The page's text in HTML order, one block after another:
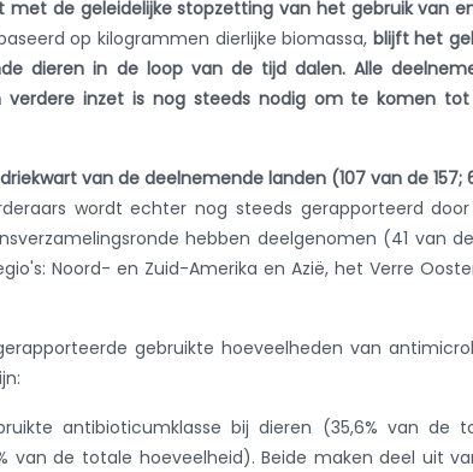
met de geleidelijke stopzetting van het gebruik van
op kilogrammen dierlijke biomassa, blijft het
dieren in de loop van de tijd dalen. Alle
verdere inzet is nog steeds nodig om te komen
van de deelnemende landen (107 van de 157;
wordt echter nog steeds gerapporteerd
hebben deelgenomen (41 van de
Noord- en Zuid-Amerika en Azië, het Verre
gebruikte hoeveelheden van
antibioticumklasse bij dieren (35,6% van de
van de totale hoeveelheid). Beide maken deel uit